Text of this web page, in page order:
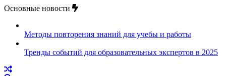
Основные новости
Методы повторения знаний для учебы и работы
Тренды событий для образовательных экспертов в 2025